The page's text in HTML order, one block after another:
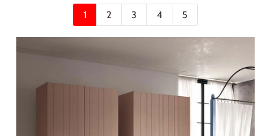
1 2 3 4 5